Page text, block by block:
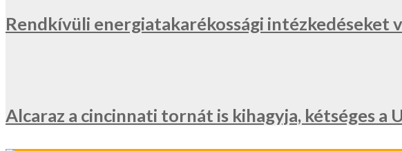
Rendkívüli energiatakarékossági intézkedéseket
Alcaraz a cincinnati tornát is kihagyja, kétséges a